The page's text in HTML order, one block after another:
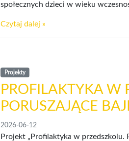
społecznych dzieci w wieku
Czytaj dalej »
Projekty
PROFILAKTYKA W
PORUSZAJĄCE
2026-06-12
Projekt „Profilaktyka w przedszkolu.